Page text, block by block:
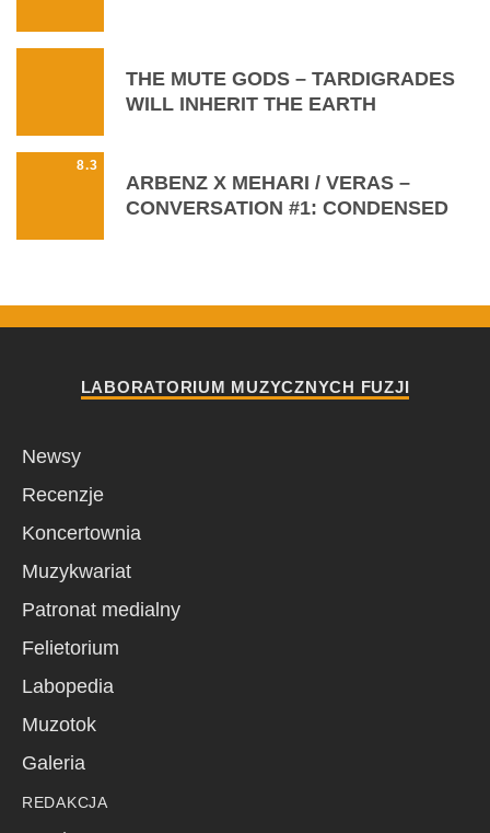
THE MUTE GODS – TARDIGRADES
WILL INHERIT THE EARTH
8.3
ARBENZ X MEHARI / VERAS –
CONVERSATION #1: CONDENSED
LABORATORIUM MUZYCZNYCH FUZJI
Newsy
Recenzje
Koncertownia
Muzykwariat
Patronat medialny
Felietorium
Labopedia
Muzotok
Galeria
REDAKCJA